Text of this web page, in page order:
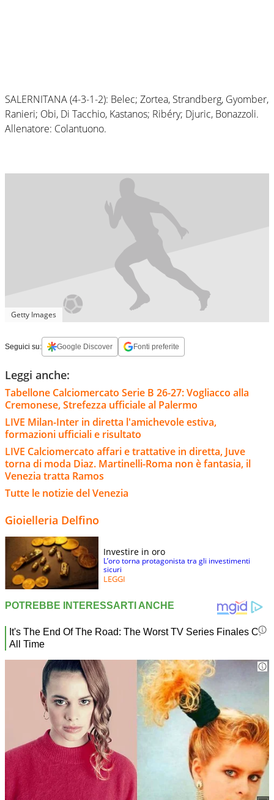
SALERNITANA (4-3-1-2): Belec; Zortea, Strandberg, Gyomber,
Ranieri; Obi, Di Tacchio, Kastanos; Ribéry; Djuric, Bonazzoli.
Allenatore: Colantuono.
Getty Images
Seguici su: Google Discover Fonti preferite
Leggi anche:
Tabellone Calciomercato Serie B 26-27: Vogliacco alla
Cremonese, Strefezza ufficiale al Palermo
LIVE Milan-Inter in diretta l'amichevole estiva,
formazioni ufficiali e risultato
LIVE Calciomercato affari e trattative in diretta, Juve
torna di moda Diaz. Martinelli-Roma non è fantasia, il
Venezia tratta Ramos
Tutte le notizie del Venezia
Gioielleria Delfino
Investire in oro
L’oro torna protagonista tra gli investimenti
sicuri
LEGGI